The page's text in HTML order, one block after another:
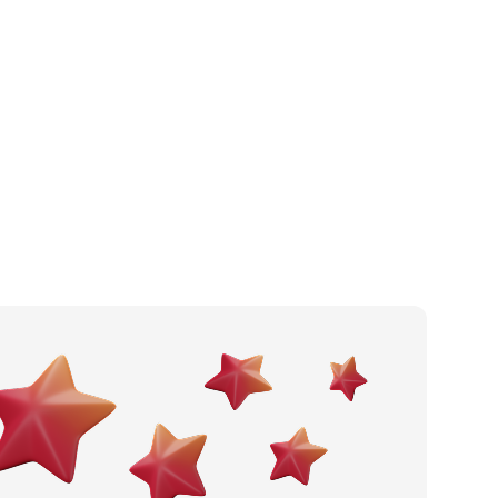
Noćni klub
Wine bar
Restoran